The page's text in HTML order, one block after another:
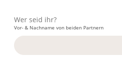
Wer seid ihr?
Vor- & Nachname von beiden Partnern